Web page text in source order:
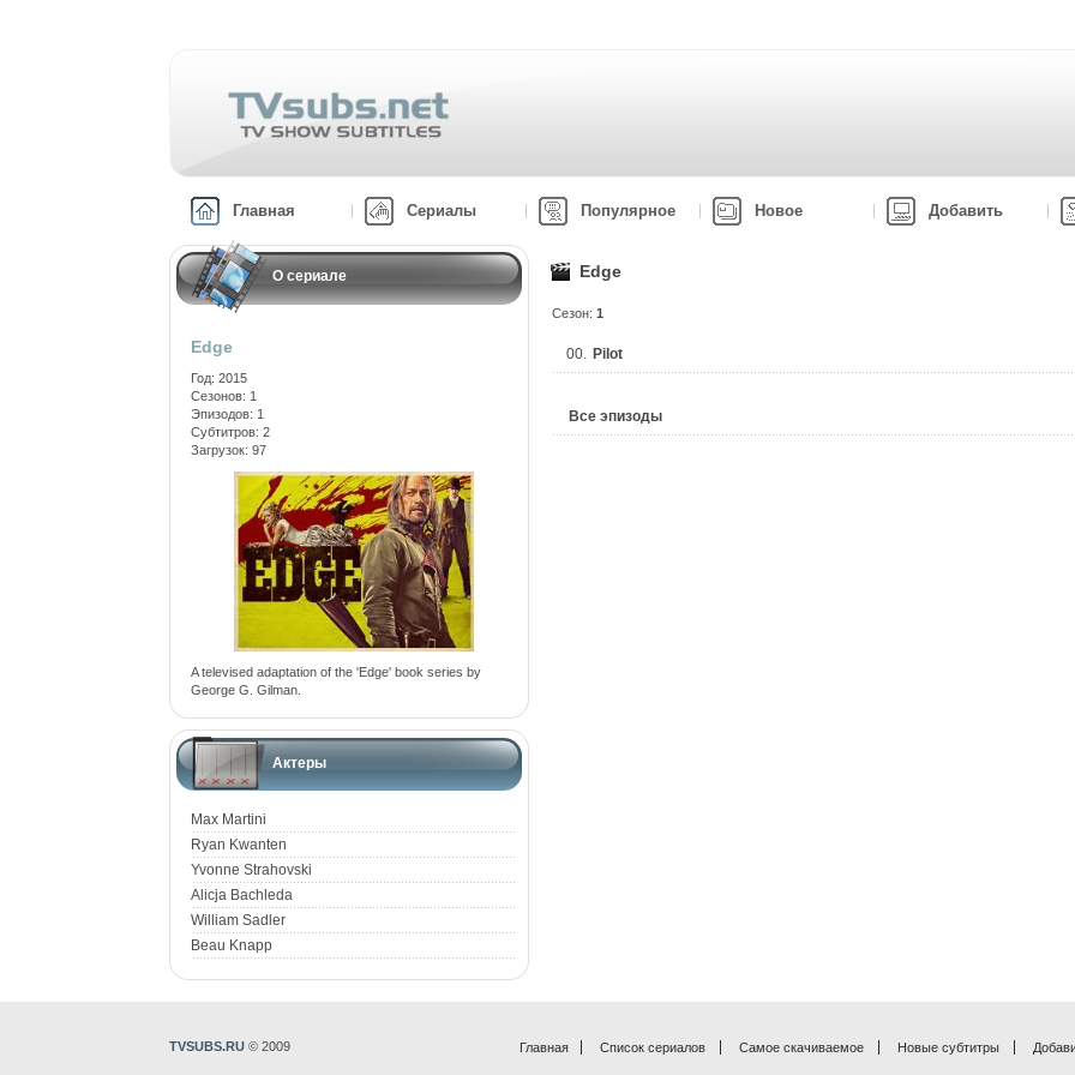
Главная Сериалы Популярное Новое Добавить
О сериале
Edge
Год: 2015
Сезонов: 1
Эпизодов: 1
Субтитров: 2
Загрузок: 97
A televised adaptation of the 'Edge' book series by
George G. Gilman.
Актеры
Max Martini
Ryan Kwanten
Yvonne Strahovski
Alicja Bachleda
William Sadler
Beau Knapp
Edge
Сезон: 1
00. Pilot
Все эпизоды
Главная Список сериалов Самое скачиваемое Новые субтитры
TVSUBS.RU © 2009